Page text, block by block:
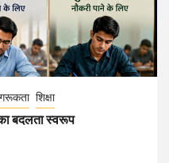
शिक्षा
बदलता स्वरूप